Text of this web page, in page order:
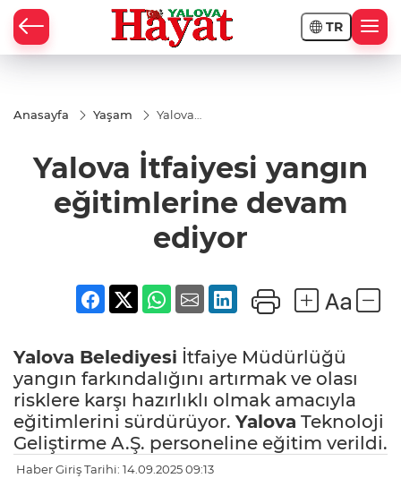
TR
Anasayfa Yaşam
Yalova
eğitimlerine
devam
Yalova İtfaiyesi yangın
eğitimlerine devam
ediyor
Yalova Belediyesi İtfaiye Müdürlüğü
yangın farkındalığını artırmak ve olası
risklere karşı hazırlıklı olmak amacıyla
eğitimlerini sürdürüyor. Yalova Teknoloji
Geliştirme A.Ş. personeline eğitim verildi.
Haber Giriş Tarihi: 14.09.2025 09:13